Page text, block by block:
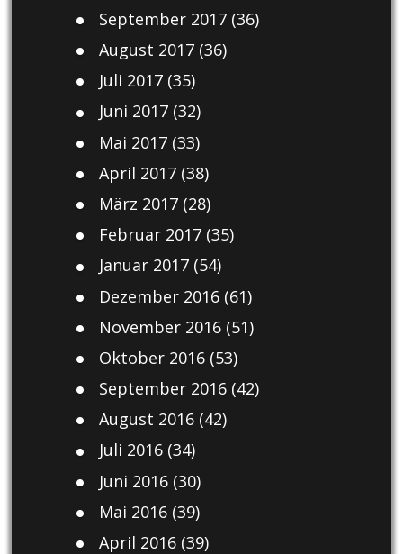
September 2017(36)
August 2017(36)
Juli 2017(35)
Juni 2017(32)
Mai 2017(33)
April 2017(38)
März 2017(28)
Februar 2017(35)
Januar 2017(54)
Dezember 2016(61)
November 2016(51)
Oktober 2016(53)
September 2016(42)
August 2016(42)
Juli 2016(34)
Juni 2016(30)
Mai 2016(39)
April 2016(39)